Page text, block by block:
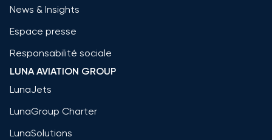
News & Insights
Espace presse
Responsabilité sociale
LUNA AVIATION GROUP
LunaJets
LunaGroup Charter
LunaSolutions